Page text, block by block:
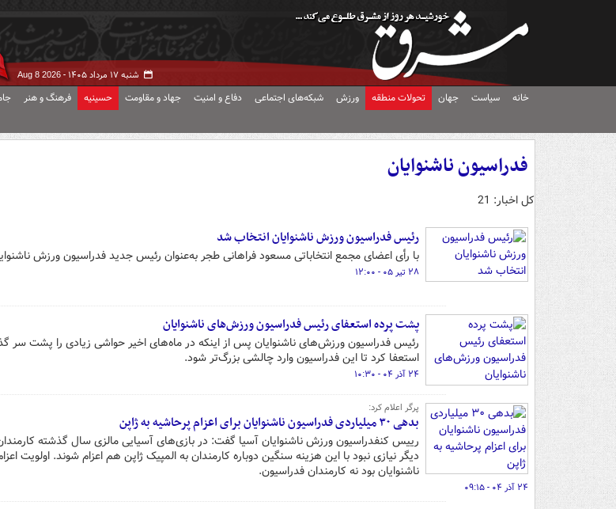
شنبه ۱۷ مرداد ۱۴۰۵ - Aug 8 2026
خانه سیاست جهان تحولات منطقه ورزش شبکه‌های اجتماعی دفاع و امنیت جهاد و مقاومت حسینیه فرهنگ و هنر
فدراسیون ناشنوایان
کل اخبار: 21
رئیس فدراسیون ورزش ناشنوایان انتخاب شد
با رأی اعضای مجمع انتخاباتی مسعود فراهانی طجر به‌عنوان رئیس جدید فدراسیون ورزش
۲۸ تیر ۰۵ - ۱۲:۰۰
پشت پرده استعفای رئیس فدراسیون ورزش‌های ناشنوایان
رئیس فدراسیون ورزش‌های ناشنوایان پس از اینکه در ماه‌های اخیر حواشی زیادی را پشت سر
استعفا کرد تا این فدراسیون وارد چالشی بزرگ‌تر شود.
۲۴ آذر ۰۴ - ۱۰:۳۰
پرگر اعلام کرد:
بدهی ۳۰ میلیاردی فدراسیون ناشنوایان برای اعزام پرحاشیه به ژاپن
رییس کنفدراسیون ورزش ناشنوایان آسیا گفت: در بازی‌های آسیایی مالزی سال گذشته
دیگر نیازی نبود با این هزینه سنگین دوباره کارمندان به المپیک ژاپن هم اعزام شوند. اولویت
ناشنوایان بود نه کارمندان فدراسیون.
۲۴ آذر ۰۴ - ۰۹:۱۵